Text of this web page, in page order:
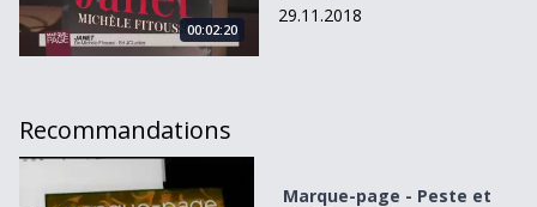
00:02:20
29.11.2018
Recommandations
Marque-page - Peste et choléra
Marque-page - Peste et